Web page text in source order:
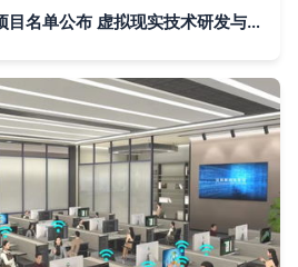
江西首批VR应用示范项目名单公布 虚拟现实技术研发与应用迈入新阶段